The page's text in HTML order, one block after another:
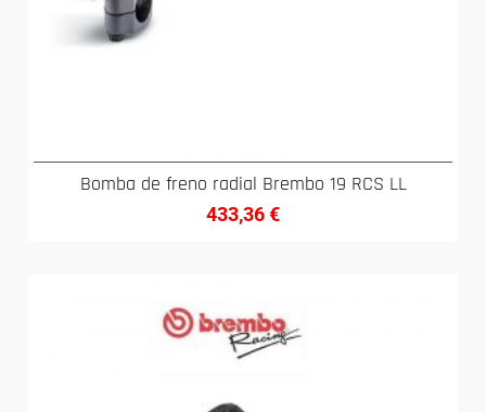
Bomba de freno radial Brembo 19 RCS LL
433,36€